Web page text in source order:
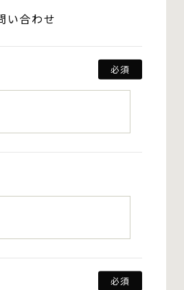
い合わせ